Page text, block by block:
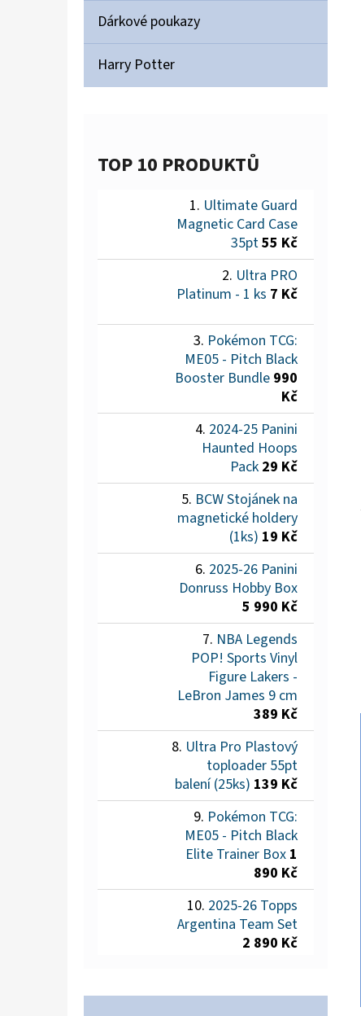
Dárkové poukazy
Harry Potter
TOP 10 PRODUKTŮ
Ultimate Guard
Magnetic Card Case
35pt55 Kč
Ultra PRO
Platinum - 1 ks 7 Kč
Pokémon TCG:
ME05 - Pitch Black
Booster Bundle 990
Kč
2024-25 Panini
Haunted Hoops
Pack 29 Kč
BCW Stojánek na
magnetické holdery
(1ks) 19 Kč
2025-26 Panini
Donruss Hobby Box
5 990 Kč
NBA Legends
POP! Sports Vinyl
Figure Lakers -
LeBron James 9 cm
389 Kč
Ultra Pro Plastový
toploader 55pt
balení (25ks) 139 Kč
Pokémon TCG:
ME05 - Pitch Black
Elite Trainer Box 1
890 Kč
2025-26 Topps
Argentina Team Set
2 890 Kč